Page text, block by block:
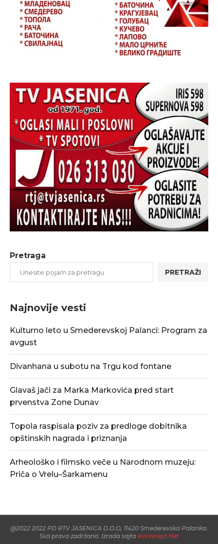
Pretraga
PRETRAŽI
Najnovije vesti
Kulturno leto u Smederevskoj Palanci: Program za
avgust
Divanhana u subotu na Trgu kod fontane
Glavaš jači za Marka Markovića pred start
prvenstva Zone Dunav
Topola raspisala poziv za predloge dobitnika
opštinskih nagrada i priznanja
Arheološko i filmsko veče u Narodnom muzeju:
Priča o Vrelu–Šarkamenu
@2022 2022 PD RTV JASENICA D.O.O, 11420 Smederevska Palanka.
Sva prava zadržana. Izrada sajta Konncept.Net